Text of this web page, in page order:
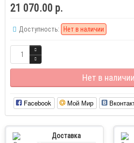
21 070.00 р.
Доступность: Нет в наличии
Нет в наличии
Facebook Мой Мир
Доставка